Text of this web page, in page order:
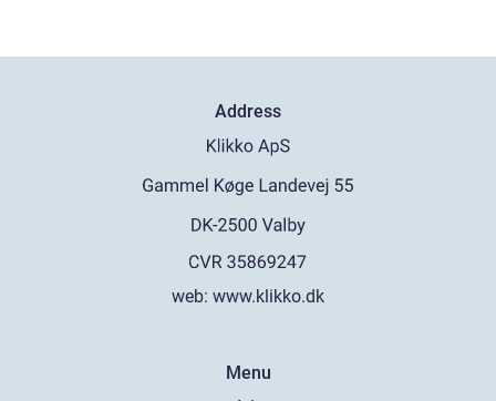
Address
web: www.klikko.dk
Menu